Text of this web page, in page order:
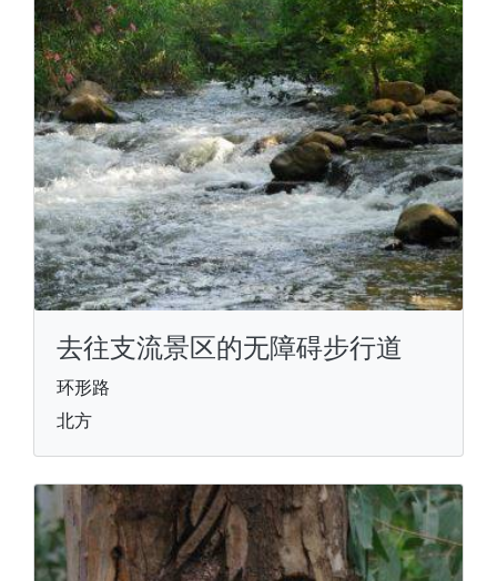
去往支流景区的无障碍步行道
环形路
北方